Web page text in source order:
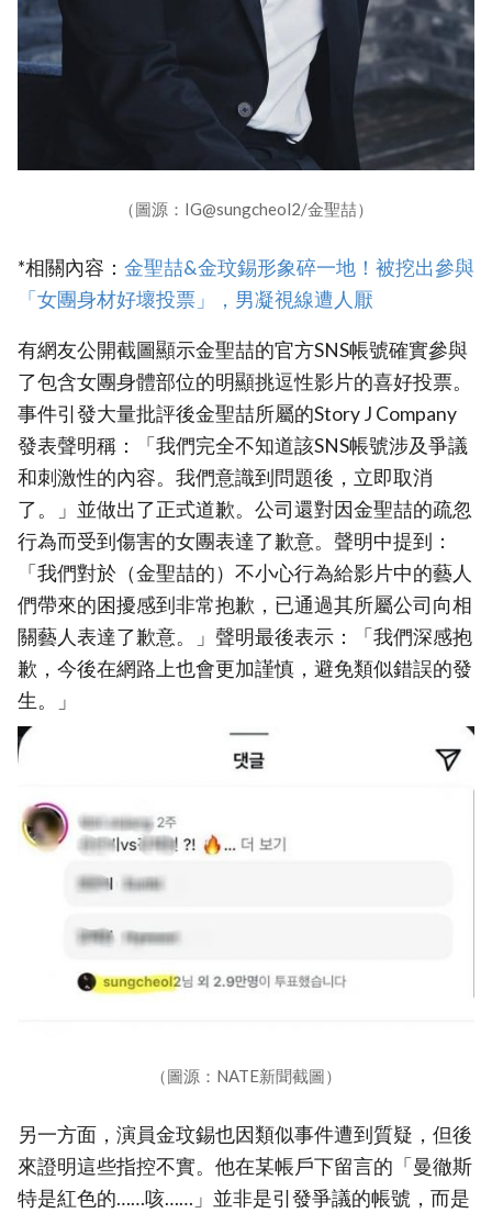
（圖源：IG@sungcheol2/金聖喆）
*相關內容： 金聖喆&金玟錫形象碎一地！被挖出參與
「女團身材好壞投票」，男凝視線遭人厭
有網友公開截圖顯示金聖喆的官方SNS帳號確實參與
了包含女團身體部位的明顯挑逗性影片的喜好投票。
事件引發大量批評後金聖喆所屬的Story J Company
發表聲明稱：「我們完全不知道該SNS帳號涉及爭議
和刺激性的內容。我們意識到問題後，立即取消
了。」並做出了正式道歉。公司還對因金聖喆的疏忽
行為而受到傷害的女團表達了歉意。聲明中提到：
「我們對於（金聖喆的）不小心行為給影片中的藝人
們帶來的困擾感到非常抱歉，已通過其所屬公司向相
關藝人表達了歉意。」聲明最後表示：「我們深感抱
歉，今後在網路上也會更加謹慎，避免類似錯誤的發
生。」
（圖源：NATE新聞截圖）
另一方面，演員金玟錫也因類似事件遭到質疑，但後
來證明這些指控不實。他在某帳戶下留言的「曼徹斯
特是紅色的……咳……」並非是引發爭議的帳號，而是